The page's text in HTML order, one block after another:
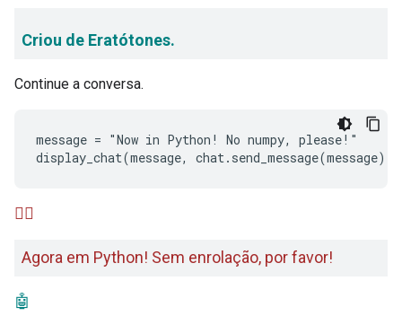
Criou de Eratótones.
Continue a conversa.
message = "Now in Python! No numpy, please!"
🙋‍♂️
Agora em Python! Sem enrolação, por favor!
🤖